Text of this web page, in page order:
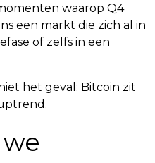
waarop Q4
een markt die zich al in
of zelfs in een
het geval: Bitcoin zit